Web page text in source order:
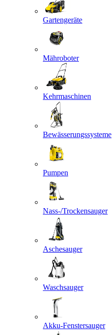
Gartengeräte
Mähroboter
Kehrmaschinen
Bewässerungssysteme
Pumpen
Nass-/Trockensauger
Aschesauger
Waschsauger
Akku-Fenstersauger